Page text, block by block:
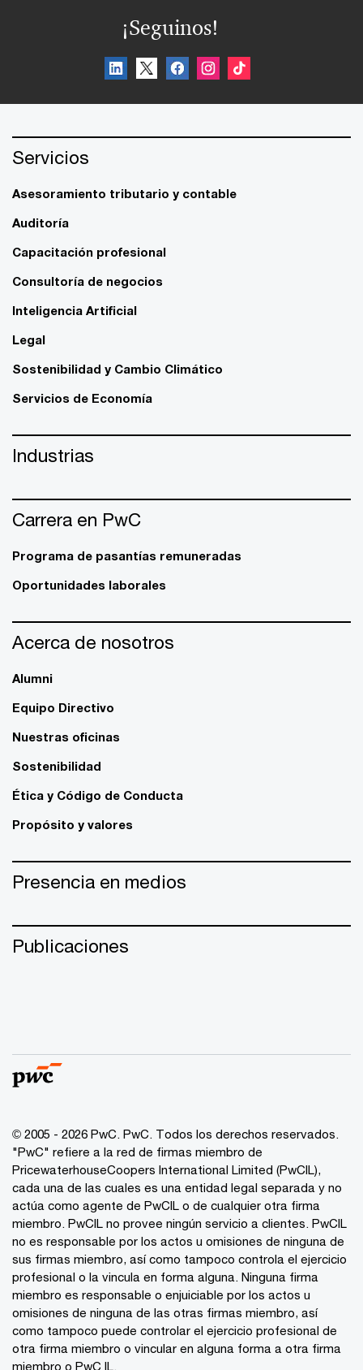
¡Seguinos!
Servicios
Asesoramiento tributario y contable
Auditoría
Capacitación profesional
Consultoría de negocios
Inteligencia Artificial
Legal
Sostenibilidad y Cambio Climático
Servicios de Economía
Industrias
Carrera en PwC
Programa de pasantías remuneradas
Oportunidades laborales
Acerca de nosotros
Alumni
Equipo Directivo
Nuestras oficinas
Sostenibilidad
Ética y Código de Conducta
Propósito y valores
Presencia en medios
Publicaciones
© 2005 - 2026 PwC. PwC. Todos los derechos reservados.
"PwC" refiere a la red de firmas miembro de
PricewaterhouseCoopers International Limited (PwCIL),
cada una de las cuales es una entidad legal separada y no
actúa como agente de PwCIL o de cualquier otra firma
miembro. PwCIL no provee ningún servicio a clientes. PwCIL
no es responsable por los actos u omisiones de ninguna de
sus firmas miembro, así como tampoco controla el ejercicio
profesional o la vincula en forma alguna. Ninguna firma
miembro es responsable o enjuiciable por los actos u
omisiones de ninguna de las otras firmas miembro, así
como tampoco puede controlar el ejercicio profesional de
otra firma miembro o vincular en alguna forma a otra firma
miembro o PwC IL.